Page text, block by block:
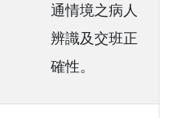
通情境之病人
辨識及交班正
確性。